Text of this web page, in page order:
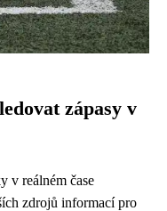
zápasy v
v reálném čase
zdrojů informací pro